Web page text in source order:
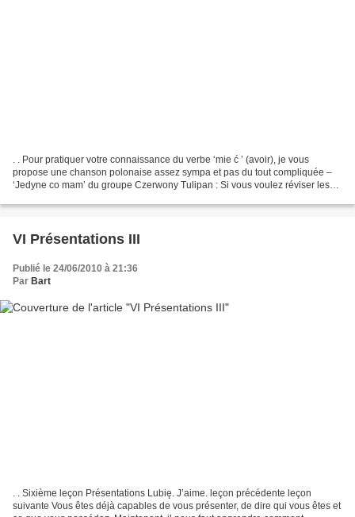
. . Pour pratiquer votre connaissance du verbe ‘mie ć ’ (avoir), je vous
propose une chanson polonaise assez sympa et pas du tout compliquée –
‘Jedyne co mam’ du groupe Czerwony Tulipan : Si vous voulez réviser les
VI Présentations III
Publié le 24/06/2010 à 21:36
Par Bart
. . Sixième leçon Présentations Lubię. J’aime. leçon précédente leçon
suivante Vous êtes déjà capables de vous présenter, de dire qui vous êtes et